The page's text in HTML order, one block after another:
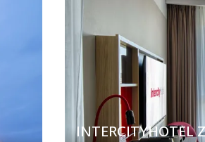
INTERCITYHOTEL